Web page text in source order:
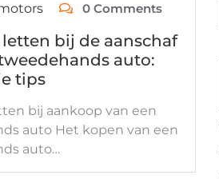
0 Comments
bij de aanschaf
auto:
tips
bij aankoop van een
auto Het kopen van een
auto…